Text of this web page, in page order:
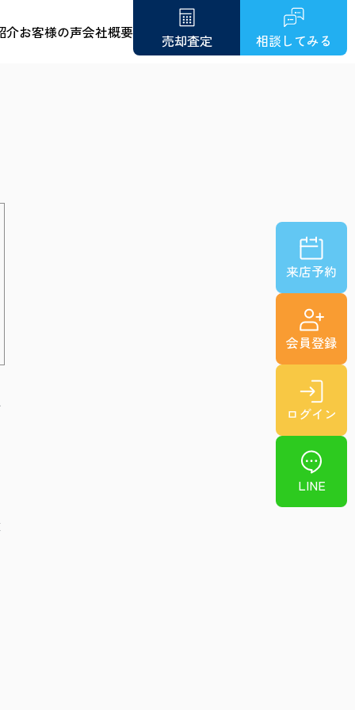
介お客様の声会社概要 売却査定 相談してみる
来店予約
会員登録
ログイン
LINE